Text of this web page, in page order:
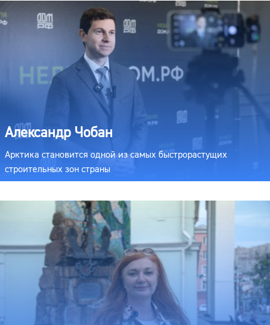
Александр Чобан
Арктика становится одной из самых быстрорастущих
строительных зон страны